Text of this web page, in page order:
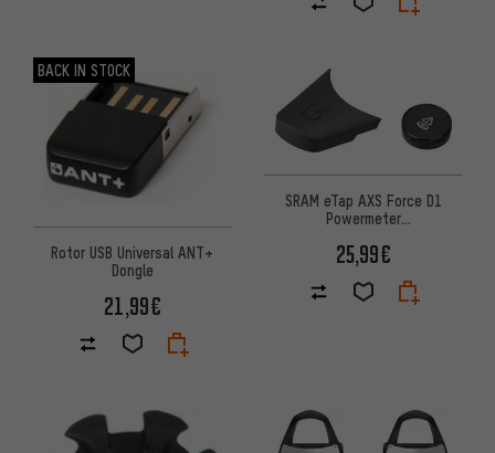
BACK IN STOCK
Rotor USB Universal ANT+
Dongle
21,99€
SRAM eTap AXS Force D1
Powermeter
Abdeckung
25,99€